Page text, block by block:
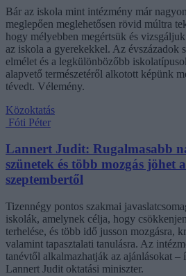
Bár az iskola mint intézmény már
meglepően meglehetősen rövid múltra
hogy mélyebben megértsük és
az iskola a gyerekekkel. Az évszázadok
elmélet és a legkülönbözőbb
alapvető természetéről alkotott képünk
tévedt. Vélemény.
Közoktatás
Fóti Péter
Lannert Judit: Rugalmasabb
szünetek és több mozgás jöhet
szeptembertől
Tizennégy pontos szakmai
iskolák, amelynek célja, hogy
terhelése, és több idő jusson mozgásra,
valamint tapasztalati tanulásra. Az
tanévtől alkalmazhatják az ajánlásokat –
Lannert Judit oktatási miniszter.